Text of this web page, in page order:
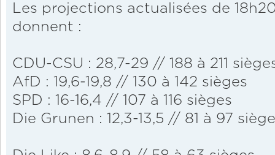
Les projections actualisées de
donnent :
CDU-CSU : 28,7-29 // 188 à 211
AfD : 19,6-19,8 // 130 à 142 sièges
SPD : 16-16,4 // 107 à 116 sièges
Die Grunen : 12,3-13,5 // 81 à 97